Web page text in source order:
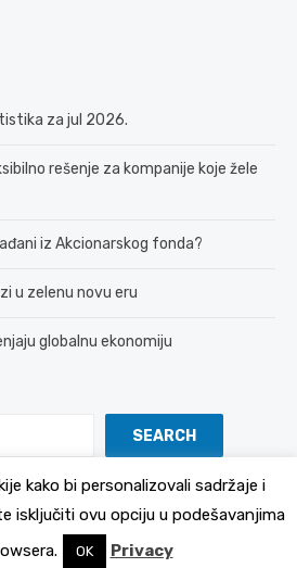
za jul 2026.
rešenje za kompanije koje žele
iz Akcionarskog fonda?
u zelenu novu eru
globalnu ekonomiju
SEARCH
Politika Privatnosti
kako bi personalizovali sadržaje i
isključiti ovu opciju u podešavanjima
OK Privacy